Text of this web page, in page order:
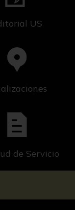
US
de Servicio